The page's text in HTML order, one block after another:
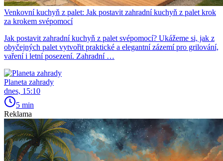
Venkovní kuchyň z palet: Jak postavit zahradní kuchyň z palet krok
za krokem svépomocí
Jak postavit zahradní kuchyň z palet svépomocí? Ukážeme si, jak z
obyčejných palet vytvořit praktické a elegantní zázemí pro grilování,
vaření i letní posezení. Zahradní …
Planeta zahrady
dnes, 15:10
5 min
Reklama